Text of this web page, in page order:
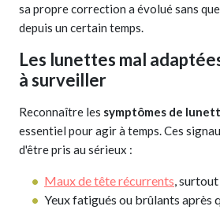
sa propre correction a évolué sans
depuis un certain temps.
Les lunettes mal
à surveiller
Reconnaître les symptômes de
essentiel pour agir à temps. Ces
d'être pris au sérieux :
Maux de tête récurrents,
Yeux fatigués ou brûlants après